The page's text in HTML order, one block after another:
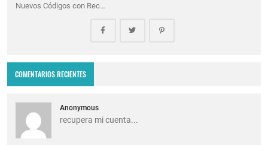
Nuevos Códigos con Rec…
COMENTARIOS RECIENTES
Anonymous
recupera mi cuenta...